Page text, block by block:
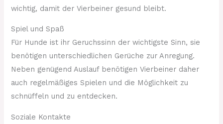
wichtig, damit der Vierbeiner gesund bleibt.
Spiel und Spaß
Für Hunde ist ihr Geruchssinn der wichtigste Sinn, sie
benötigen unterschiedlichen Gerüche zur Anregung.
Neben genügend Auslauf benötigen Vierbeiner daher
auch regelmäßiges Spielen und die Möglichkeit zu
schnüffeln und zu entdecken.
Soziale Kontakte